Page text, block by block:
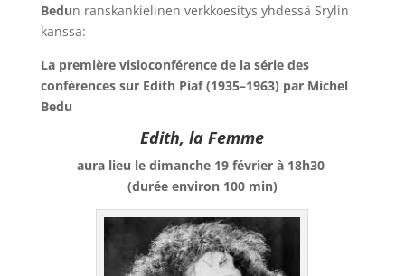
Bedun ranskankielinen verkkoesitys yhdessä Srylin
kanssa:
La première visioconférence de la série des
conférences sur Edith Piaf (1935–1963) par Michel
Bedu
Edith, la Femme
aura lieu le dimanche 19 février à 18h30
(durée environ 100 min)